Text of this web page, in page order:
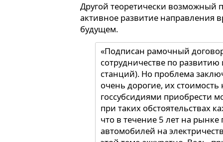
Другой теоретически возможный
активное развитие направления
будущем.
«Подписан рамочный
сотрудничестве по
станций). Но проблема
очень дорогие, их
госсубсидиями приобрести
при таких обстоятельствах
что в течение 5 лет на
автомобилей на